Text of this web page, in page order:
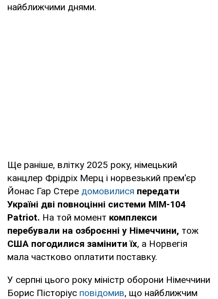
найближчими днями.
Ще раніше, влітку 2025 року, німецький
канцлер Фрідріх Мерц і норвезький прем'єр
Йонас Гар Стере домовилися передати
Україні дві повноцінні системи MIM-104
Patriot. На той момент комплекси
перебували на озброєнні у Німеччини, тож
США погодилися замінити їх, а Норвегія
мала частково оплатити поставку.
У серпні цього року міністр оборони Німеччини
Борис Пісторіус повідомив, що найближчим